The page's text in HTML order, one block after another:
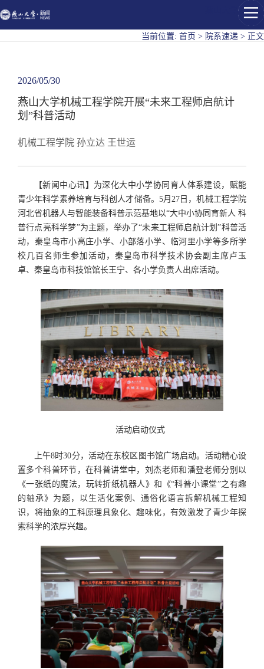
当前位置: 首页 > 院系速递 > 正文
2026/05/30
燕山大学机械工程学院开展“未来工程师启航计
划”科普活动
机械工程学院 孙立达 王世运
【新闻中心讯】为深化大中小学协同育人体系建设，赋能
青少年科学素养培育与科创人才储备。5月27日，机械工程学院
河北省机器人与智能装备科普示范基地以“大中小协同育新人 科
普行点亮科学梦”为主题，举办了“未来工程师启航计划”科普活
动，秦皇岛市小高庄小学、小部落小学、临河里小学等多所学
校几百名师生参加活动，秦皇岛市科学技术协会副主席卢玉
卓、秦皇岛市科技馆馆长王宁、各小学负责人出席活动。
活动启动仪式
上午8时30分，活动在东校区图书馆广场启动。活动精心设
置多个科普环节，在科普讲堂中，刘杰老师和潘登老师分别以
《一张纸的魔法，玩转折纸机器人》和《“科普小课堂”之有趣
的轴承》为题，以生活化案例、通俗化语言拆解机械工程知
识，将抽象的工科原理具象化、趣味化，有效激发了青少年探
索科学的浓厚兴趣。